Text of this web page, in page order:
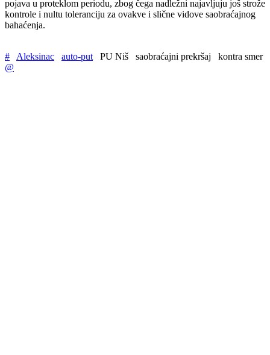
pojava u proteklom periodu, zbog čega nadležni najavljuju još strože
kontrole i nultu toleranciju za ovakve i slične vidove saobraćajnog
bahaćenja.
# Aleksinac auto-put PU Niš saobraćajni prekršaj
kontra smer
@